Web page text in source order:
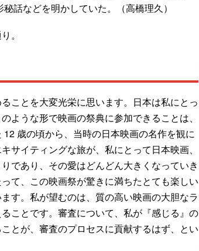
話などを明かしていた。（高橋理久）
。
ことを大変光栄に思います。日本は私にとっ
ような形で映画の祭典に参加できることは、
歳の頃から、当時の日本映画の名作を観に
サイティングな旅が、私にとって日本映画、
であり、その愛はどんどん大きくなっていき
て、この映画祭が驚きに満ちたとても楽しい
す。私が望むのは、質の高い映画の大胆なラ
ことです。審査について、私が『感じる』の
とが、審査のプロセスに貢献するはず、とい